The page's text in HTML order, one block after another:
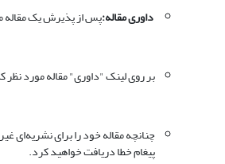
داوری مقاله:پس از پذیرش یک مقاله
بر روی لینک "داوری" مقاله مورد
چنانچه مقاله خود را برای نشریه‌ای
پیغام خطا دریافت خواهید کرد.